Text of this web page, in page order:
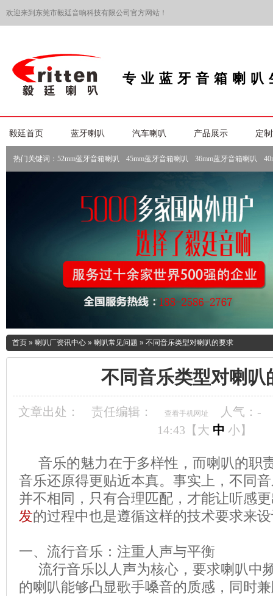
欢迎来到东莞市毅廷音响科技有限公司官方网站！
专业蓝牙音箱喇叭
毅廷首页 蓝牙喇叭 汽车喇叭 产品展示 定
热门关键词： 52mm蓝牙音箱喇叭 45mm蓝牙音箱喇叭 36mm蓝牙音箱喇叭
首页 » 喇叭厂资讯中心 » 喇叭常见问题 » 不同音乐类型对喇叭的要求
不同音乐类型对喇叭
文章出处： 责任编辑： 查看手机网址 人气： -
14:43【 大 中 小】
音乐的魅力在于多样性，而喇叭的职
音乐还原得更贴近本真。事实上，不同
并不相同，只有合理匹配，才能让听感
发的过程中也是遵循这样的技术要求来
一、流行音乐：注重人声与平衡
流行音乐以人声为核心，要求喇叭中
的喇叭能够凸显歌手嗓音的质感，同时